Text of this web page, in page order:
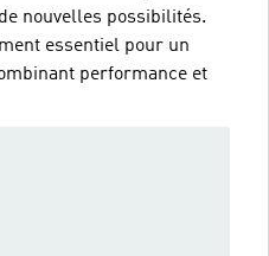
nouvelles possibilités.
essentiel pour un
performance et